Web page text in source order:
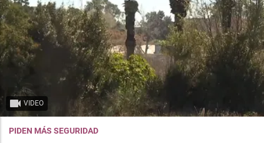
VIDEO
PIDEN MÁS SEGURIDAD